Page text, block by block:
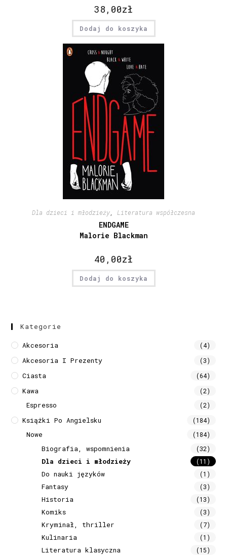
38,00zł
Dodaj do koszyka
Dla dzieci i młodzieży Literatura współczesna
ENDGAME
Malorie Blackman
40,00zł
Dodaj do koszyka
Kategorie
Akcesoria (4)
Akcesoria I Prezenty (3)
Ciasta (64)
Kawa (2)
Espresso (2)
Książki Po Angielsku (184)
Nowe (184)
Biografia, wspomnienia (32)
Dla dzieci i młodzieży (11)
Do nauki języków (1)
Fantasy (3)
Historia (13)
Komiks (3)
Kryminał, thriller (7)
Kulinaria (1)
Literatura klasyczna (15)